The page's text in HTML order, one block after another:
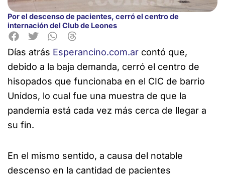
Por el descenso de pacientes, cerró el centro de
internación del Club de Leones
Días atrás Esperancino.com.ar contó que,
debido a la baja demanda, cerró el centro de
hisopados que funcionaba en el CIC de barrio
Unidos, lo cual fue una muestra de que la
pandemia está cada vez más cerca de llegar a
su fin.
En el mismo sentido, a causa del notable
descenso en la cantidad de pacientes